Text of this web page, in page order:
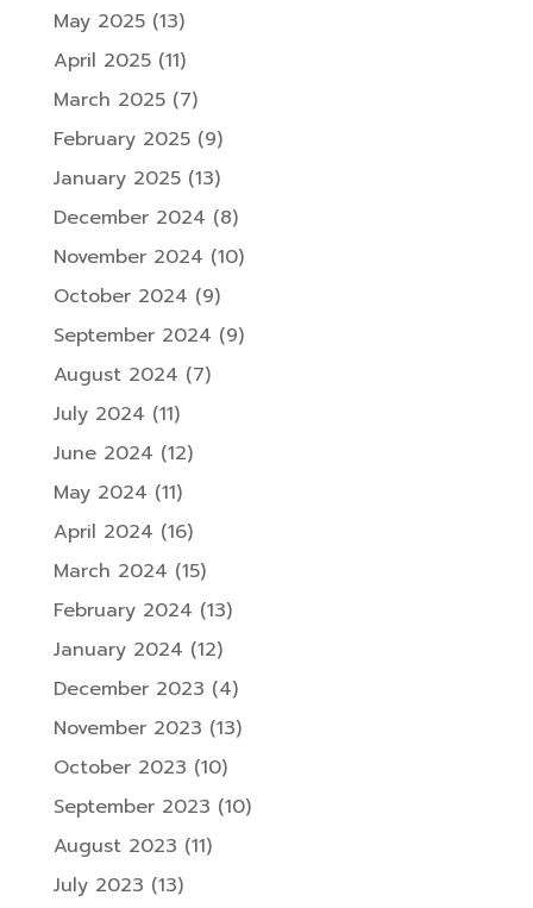
May 2025(13)
April 2025(11)
March 2025(7)
February 2025(9)
January 2025(13)
December 2024 (8)
November 2024 (10)
October 2024 (9)
September 2024 (9)
August 2024 (7)
July 2024 (11)
June 2024 (12)
May 2024 (11)
April 2024 (16)
March 2024 (15)
February 2024 (13)
January 2024 (12)
December 2023 (4)
November 2023 (13)
October 2023 (10)
September 2023 (10)
August 2023 (11)
July 2023 (13)